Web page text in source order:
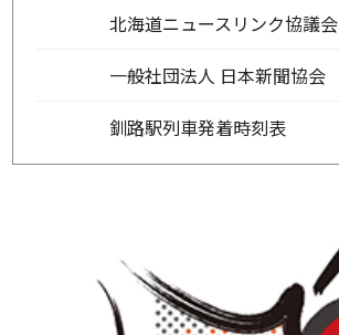
北海道ニュースリンク協議会
一般社団法人 日本新聞協会
釧路駅列車発着時刻表